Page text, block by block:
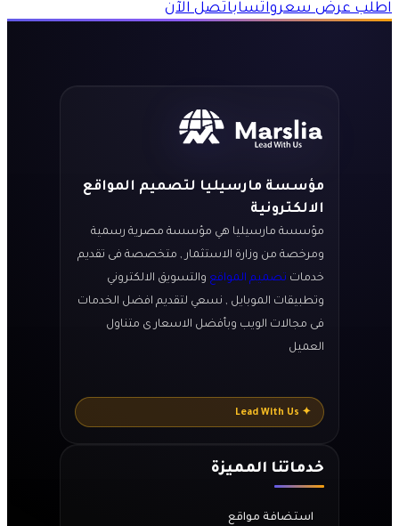
اطلب عرض سعرواتساباتصل الآن
مؤسسة مارسيليا لتصميم المواقع
الالكترونية
مؤسسة مارسيليا هي مؤسسة مصرية رسمية
ومرخصة من وزارة الاستثمار , متخصصة فى تقديم
خدمات تصميم المواقع والتسويق الالكتروني
وتطبيقات الموبايل , نسعي لتقديم افضل الخدمات
فى مجالات الويب وبأفضل الاسعار ى متناول
العميل
✦ Lead With Us
خدماتنا المميزة
استضافة مواقع